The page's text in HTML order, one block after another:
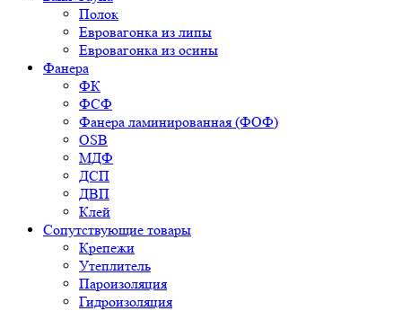
Полок
Евровагонка из липы
Евровагонка из осины
Фанера
ФК
ФСФ
Фанера ламинированная (ФОФ)
OSB
МДФ
ДСП
ДВП
Клей
Сопутствующие товары
Крепежи
Утеплитель
Пароизоляция
Гидроизоляция